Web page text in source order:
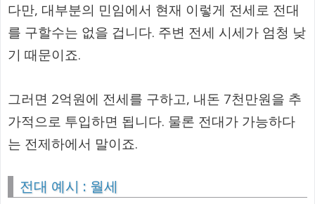
다만, 대부분의 민임에서 현재 이렇게 전세로 전대
를 구할수는 없을 겁니다. 주변 전세 시세가 엄청 낮
기 때문이죠.
그러면 2억원에 전세를 구하고, 내돈 7천만원을 추
가적으로 투입하면 됩니다. 물론 전대가 가능하다
는 전제하에서 말이죠.
전대 예시 : 월세